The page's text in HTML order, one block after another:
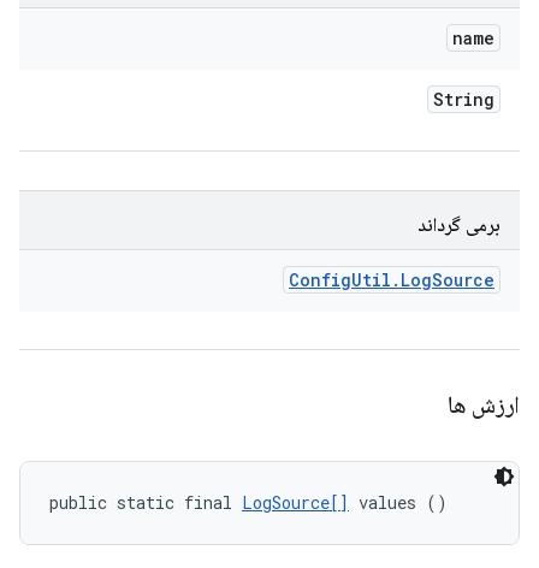
name
String
برمی گرداند
ConfigUtil . LogSource
ارزش ها
public static final LogSource[] values ()